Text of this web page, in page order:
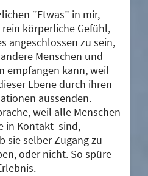
“Etwas” in mir,
körperliche Gefühl,
angeschlossen zu sein,
Menschen und
empfangen kann, weil
Ebene durch ihren
aussenden.
weil alle Menschen
in Kontakt sind,
sie selber Zugang zu
oder nicht. So spüre